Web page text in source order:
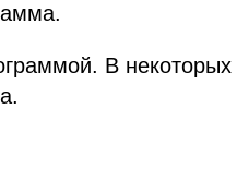
В некоторых